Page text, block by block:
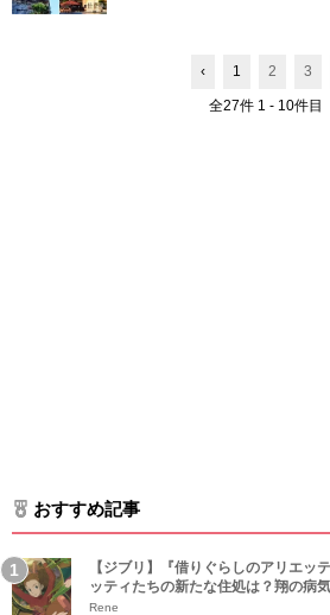
‹ 1 2 3
全27件 1 - 10件目
おすすめ記事
【ジブリ】『借りぐらしのアリエッ
ッティたちの新たな住処は？翔の病
Rene